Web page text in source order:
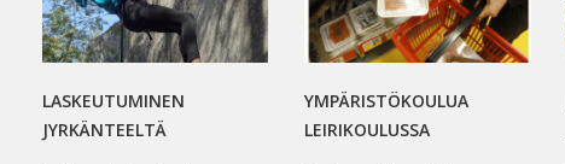
LASKEUTUMINEN
JYRKÄNTEELTÄ
YMPÄRISTÖKOULUA
LEIRIKOULUSSA